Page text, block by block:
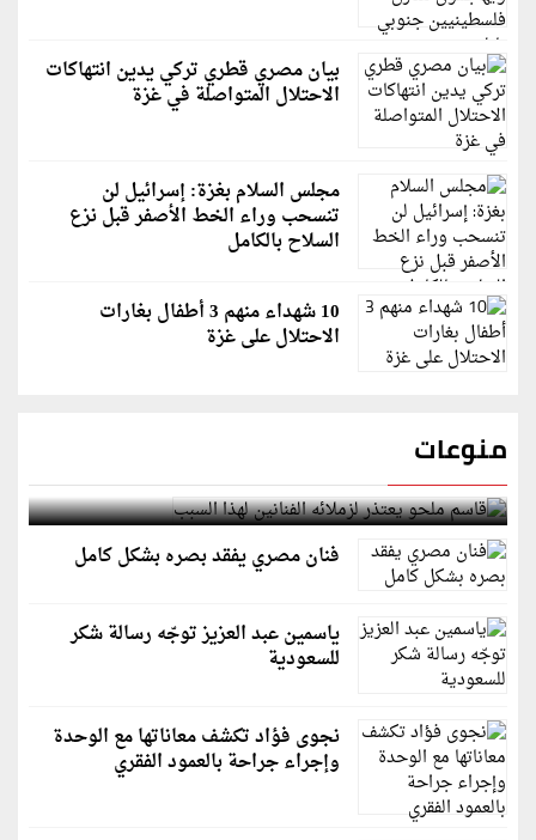
بيان مصري قطري تركي يدين انتهاكات
الاحتلال المتواصلة في غزة
مجلس السلام بغزة: إسرائيل لن
تنسحب وراء الخط الأصفر قبل نزع
السلاح بالكامل
10 شهداء منهم 3 أطفال بغارات
الاحتلال على غزة
منوعات
قاسم ملحو يعتذر لزملائه الفنانين لهذا السبب
فنان مصري يفقد بصره بشكل كامل
ياسمين عبد العزيز توجّه رسالة شكر
للسعودية
نجوى فؤاد تكشف معاناتها مع الوحدة
وإجراء جراحة بالعمود الفقري